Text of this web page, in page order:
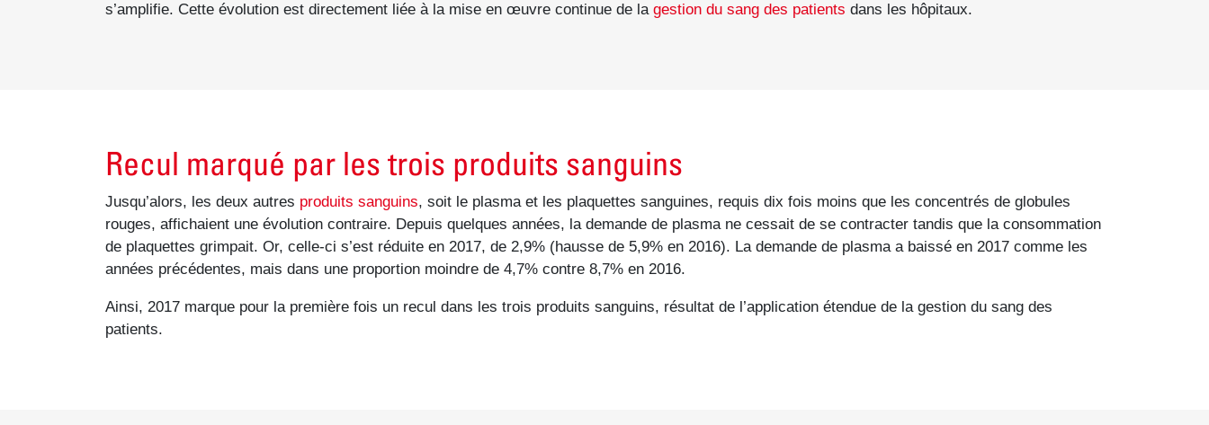
s’amplifie. Cette évolution est directement liée à la mise en œuvre continue de la gestion du sang des patients dans les hôpitaux.
Recul marqué par les trois produits sanguins
Jusqu’alors, les deux autres produits sanguins, soit le plasma et les plaquettes sanguines, requis dix fois moins que les concentrés de globules
rouges, affichaient une évolution contraire. Depuis quelques années, la demande de plasma ne cessait de se contracter tandis que la consommation
de plaquettes grimpait. Or, celle-ci s’est réduite en 2017, de 2,9% (hausse de 5,9% en 2016). La demande de plasma a baissé en 2017 comme les
années précédentes, mais dans une proportion moindre de 4,7% contre 8,7% en 2016.
Ainsi, 2017 marque pour la première fois un recul dans les trois produits sanguins, résultat de l’application étendue de la gestion du sang des
patients.